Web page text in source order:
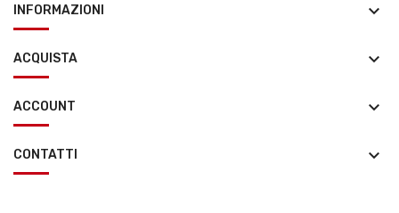
INFORMAZIONI keyboard_arrow_down
ACQUISTA keyboard_arrow_down
ACCOUNT keyboard_arrow_down
CONTATTI keyboard_arrow_down